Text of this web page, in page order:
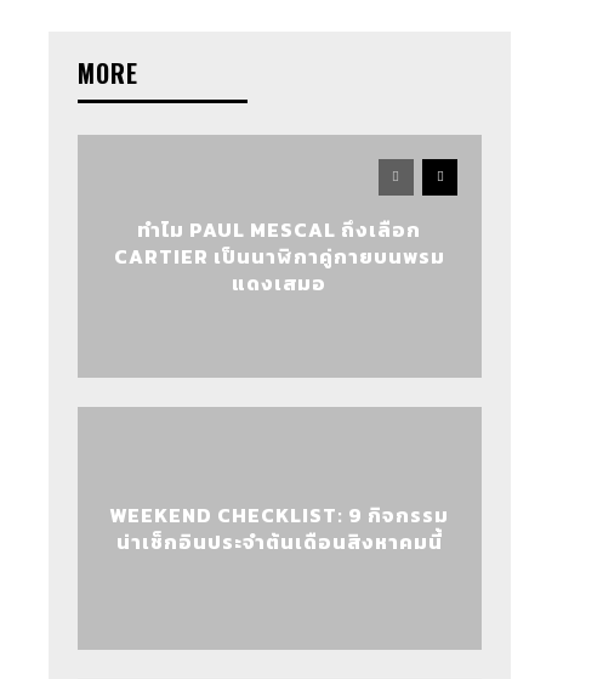
MORE
ทำไม PAUL MESCAL ถึงเลือก
CARTIER เป็นนาฬิกาคู่กายบนพรม
แดงเสมอ
WEEKEND CHECKLIST: 9 กิจกรรม
น่าเช็กอินประจำต้นเดือนสิงหาคมนี้